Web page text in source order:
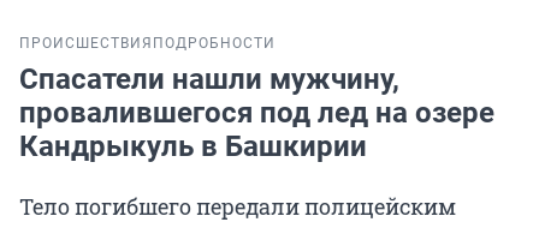
ПРОИСШЕСТВИЯ ПОДРОБНОСТИ
Спасатели нашли мужчину,
провалившегося под лед на озере
Кандрыкуль в Башкирии
Тело погибшего передали полицейским